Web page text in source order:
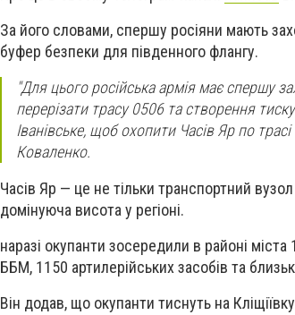
За його словами, спершу росіяни мають
буфер безпеки для південного флангу.
"Для цього російська армія має спершу
перерізати трасу 0506 та створення
Іванівське, щоб охопити Часів Яр по
Коваленко.
Часів Яр — це не тільки транспортний
домінуюча висота у регіоні.
наразі окупанти зосередили в районі
ББМ, 1150 артилерійських засобів та
Він додав, що окупанти тиснуть на